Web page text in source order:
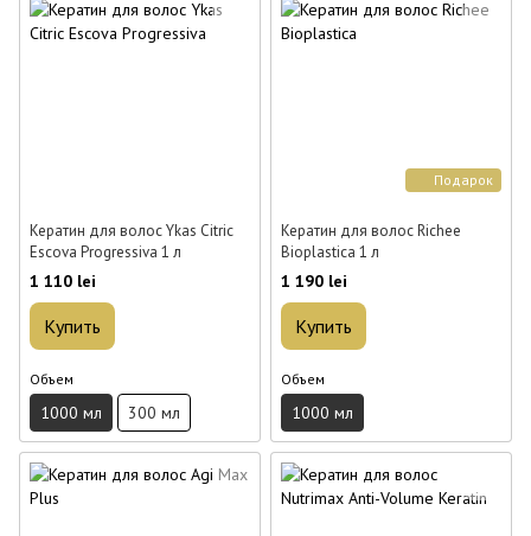
Кератин для волос Ykas Citric
Escova Progressiva 1 л
1 110 lei
Купить
Объем
1000 мл 300 мл
Подарок
Кератин для волос Richee
Bioplastica 1 л
1 190 lei
Купить
Объем
1000 мл